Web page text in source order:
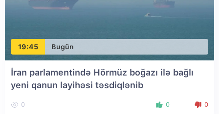
19:45 Bugün
İran parlamentində Hörmüz boğazı ilə bağlı
yeni qanun layihəsi təsdiqlənib
0 0 0